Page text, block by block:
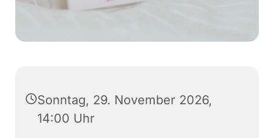
Sonntag, 29. November 2026,
14:00 Uhr